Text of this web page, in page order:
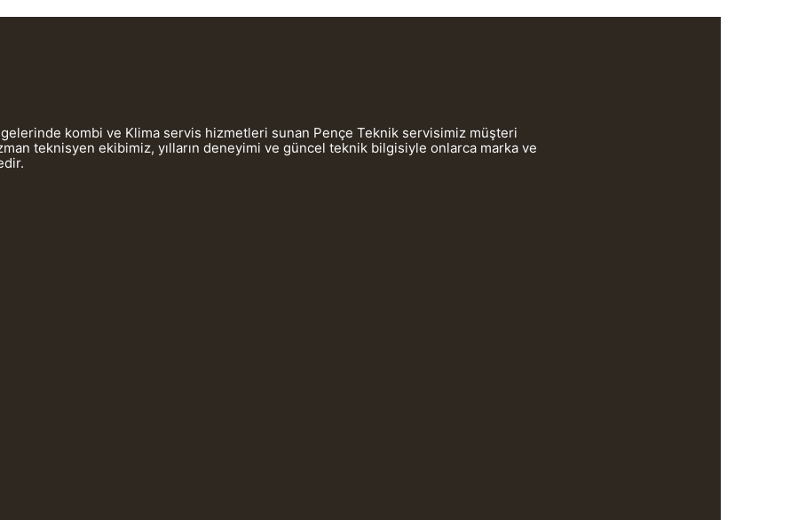
kombi ve Klima servis hizmetleri sunan Pençe Teknik servisimiz müşteri
teknisyen ekibimiz, yılların deneyimi ve güncel teknik bilgisiyle onlarca marka ve